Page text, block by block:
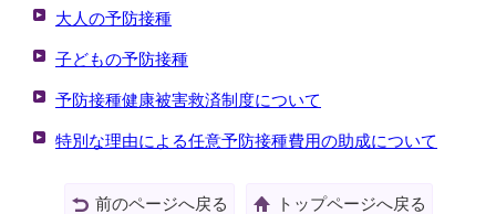
大人の予防接種
子どもの予防接種
予防接種健康被害救済制度について
特別な理由による任意予防接種費用の助成について
前のページへ戻る トップページへ戻る